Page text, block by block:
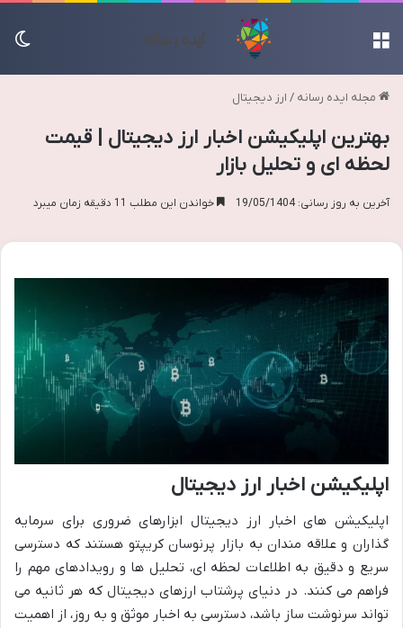
مجله ایده رسانه / ارز دیجیتال
بهترین اپلیکیشن اخبار ارز دیجیتال | قیمت
لحظه ای و تحلیل بازار
آخرین به روز رسانی: 19/05/1404 خواندن این مطلب 11 دقیقه زمان میبرد
اپلیکیشن اخبار ارز دیجیتال
اپلیکیشن های اخبار ارز دیجیتال ابزارهای ضروری برای سرمایه
گذاران و علاقه مندان به بازار پرنوسان کریپتو هستند که دسترسی
سریع و دقیق به اطلاعات لحظه ای، تحلیل ها و رویدادهای مهم را
فراهم می کنند. در دنیای پرشتاب ارزهای دیجیتال که هر ثانیه می
تواند سرنوشت ساز باشد، دسترسی به اخبار موثق و به روز، از اهمیت